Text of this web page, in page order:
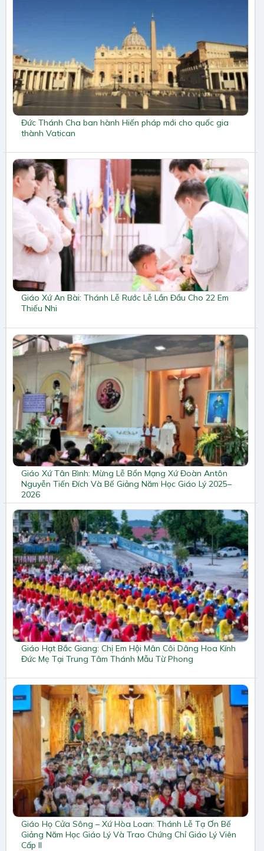
Đức Thánh Cha ban hành Hiến pháp mới cho quốc gia
thành Vatican
Giáo Xứ An Bài: Thánh Lễ Rước Lễ Lần Đầu Cho 22 Em
Thiếu Nhi
Giáo Xứ Tân Bình: Mừng Lễ Bổn Mạng Xứ Đoàn Antôn
Nguyễn Tiến Đích Và Bế Giảng Năm Học Giáo Lý 2025–
2026
Giáo Hạt Bắc Giang: Chị Em Hội Mân Côi Dâng Hoa Kính
Đức Mẹ Tại Trung Tâm Thánh Mẫu Từ Phong
Giáo Họ Cửa Sông – Xứ Hòa Loan: Thánh Lễ Tạ Ơn Bế
Giảng Năm Học Giáo Lý Và Trao Chứng Chỉ Giáo Lý Viên
Cấp II